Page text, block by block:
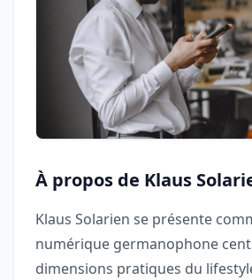
À propos de Klaus
Klaus Solarien se présente
numérique germanophone
dimensions pratiques du